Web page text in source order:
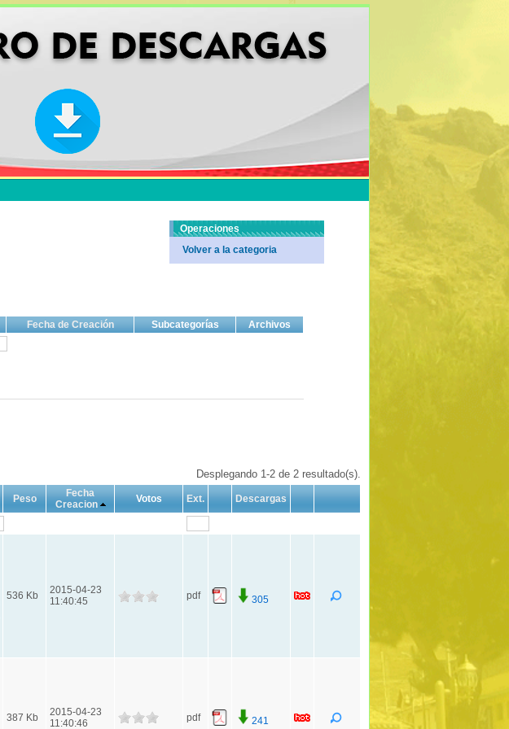
Fecha de Creación Subcategorías Archivos
Desplegando 1-2 de 2 resultado(s).
Peso
Fecha
Creacion
Votos Ext. Descargas
536 Kb
2015-04-23
11:40:45
pdf 305
387 Kb
2015-04-23
11:40:46
pdf 241
Operaciones
Volver a la categoria